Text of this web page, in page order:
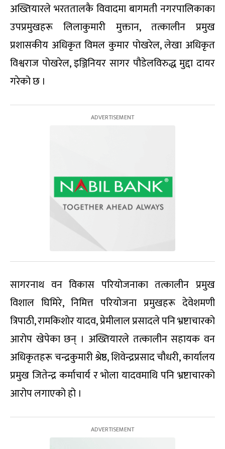
अख्तियारले भरततालकै विवादमा बागमती नगरपालिकाका
उपप्रमुखहरू लिलाकुमारी मुक्तान, तत्कालीन प्रमुख
प्रशासकीय अधिकृत विमल कुमार पोखरेल, लेखा अधिकृत
विश्वराज पोखरेल, इञ्जिनियर सागर पौडेलविरुद्ध मुद्दा दायर
गरेको छ ।
सागरनाथ वन विकास परियोजनाका तत्कालीन प्रमुख
विशाल घिमिरे, निमित्त परियोजना प्रमुखहरू देवेशमणी
त्रिपाठी, रामकिशोर यादव, प्रेमीलाल प्रसादले पनि भ्रष्टाचारको
आरोप खेपेका छन् । अख्तियारले तत्कालीन सहायक वन
अधिकृतहरू चन्द्रकुमारी श्रेष्ठ, शिवेन्द्रप्रसाद चौधरी, कार्यालय
प्रमुख जितेन्द्र कर्माचार्य र भोला यादवमाथि पनि भ्रष्टाचारको
आरोप लगाएको हो ।